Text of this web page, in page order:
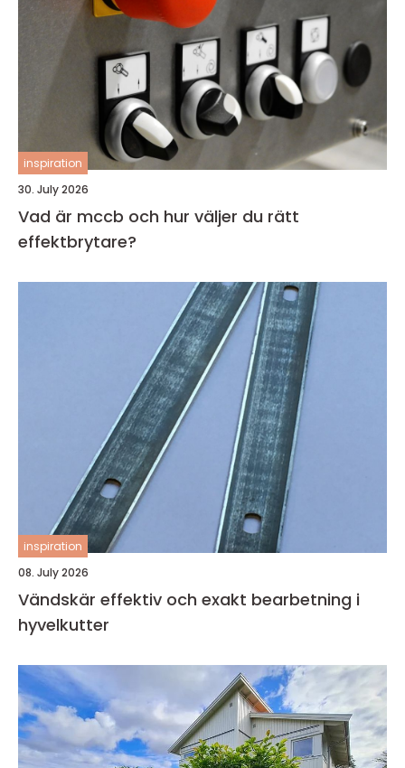
inspiration
30. July 2026
Vad är mccb och hur väljer du rätt
effektbrytare?
inspiration
08. July 2026
Vändskär effektiv och exakt bearbetning i
hyvelkutter